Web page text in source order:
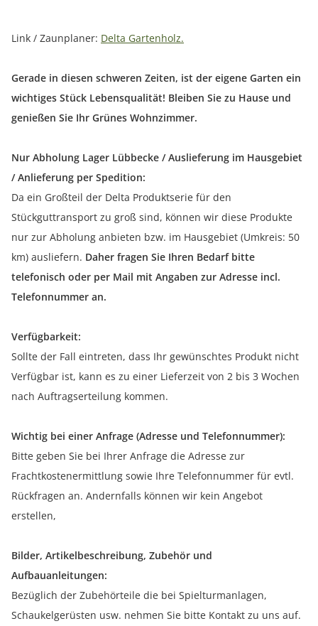
Link / Zaunplaner: Delta Gartenholz.
Gerade in diesen schweren Zeiten, ist der eigene Garten ein
wichtiges Stück Lebensqualität! Bleiben Sie zu Hause und
genießen Sie Ihr Grünes Wohnzimmer.
Nur Abholung Lager Lübbecke / Auslieferung im Hausgebiet
/ Anlieferung per Spedition:
Da ein Großteil der Delta Produktserie für den
Stückguttransport zu groß sind, können wir diese Produkte
nur zur Abholung anbieten bzw. im Hausgebiet (Umkreis: 50
km) ausliefern. Daher fragen Sie Ihren Bedarf bitte
telefonisch oder per Mail mit Angaben zur Adresse incl.
Telefonnummer an.
Verfügbarkeit:
Sollte der Fall eintreten, dass Ihr gewünschtes Produkt nicht
Verfügbar ist, kann es zu einer Lieferzeit von 2 bis 3 Wochen
nach Auftragserteilung kommen.
Wichtig bei einer Anfrage (Adresse und Telefonnummer):
Bitte geben Sie bei Ihrer Anfrage die Adresse zur
Frachtkostenermittlung sowie Ihre Telefonnummer für evtl.
Rückfragen an. Andernfalls können wir kein Angebot
erstellen,
Bilder, Artikelbeschreibung, Zubehör und
Aufbauanleitungen:
Bezüglich der Zubehörteile die bei Spielturmanlagen,
Schaukelgerüsten usw. nehmen Sie bitte Kontakt zu uns auf.